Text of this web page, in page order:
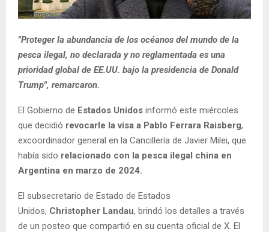
"Proteger la abundancia de los océanos del mundo de la
pesca ilegal, no declarada y no reglamentada es una
prioridad global de EE.UU. bajo la presidencia de Donald
Trump", remarcaron.
El Gobierno de Estados Unidos informó este miércoles
que decidió revocarle la visa a Pablo Ferrara Raisberg,
excoordinador general en la Cancillería de Javier Milei, que
había sido relacionado con la pesca ilegal china en
Argentina en marzo de 2024.
El subsecretario de Estado de Estados
Unidos, Christopher Landau, brindó los detalles a través
de un posteo que compartió en su cuenta oficial de X. El